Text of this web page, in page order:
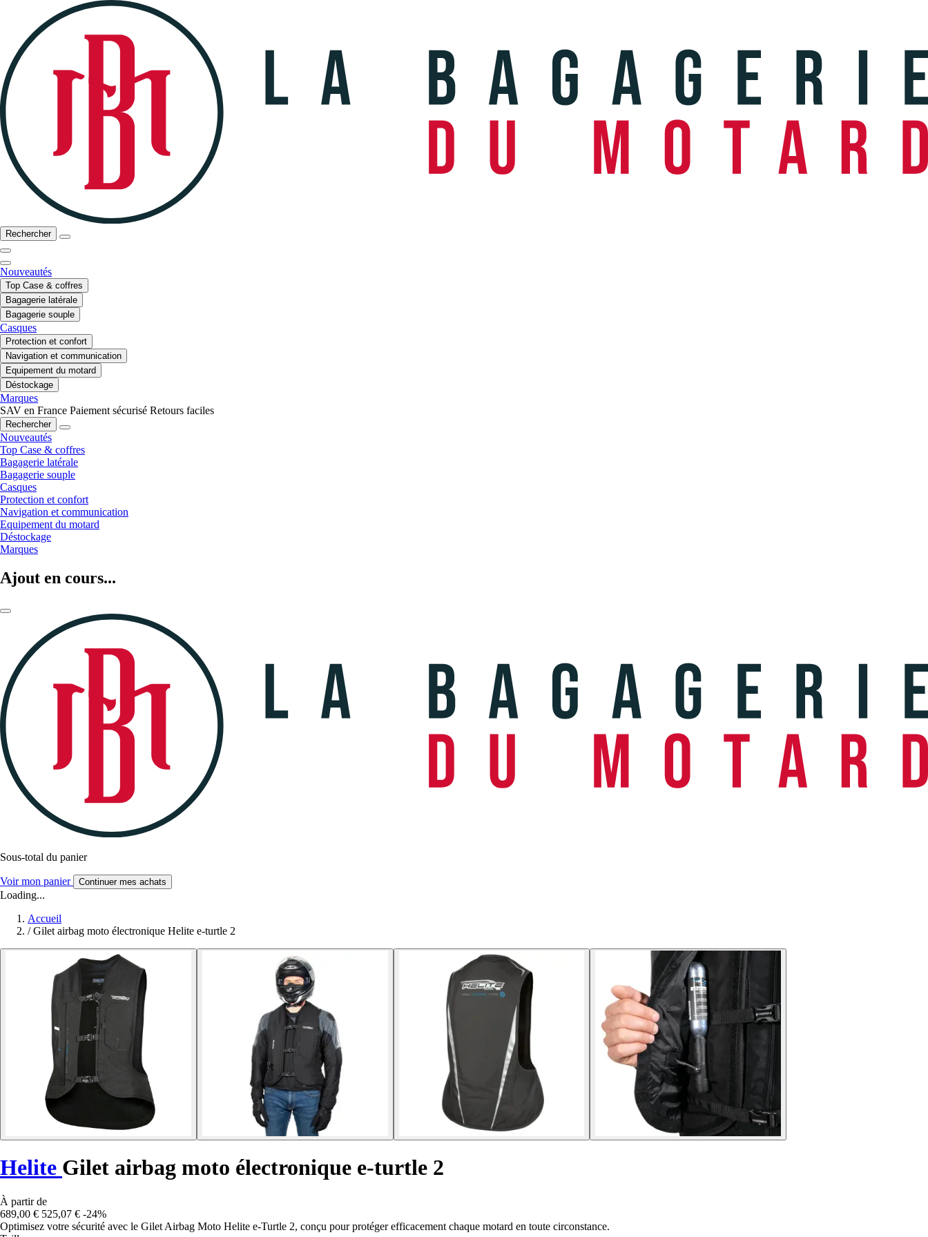
Rechercher
Nouveautés
Top Case & coffres
Bagagerie latérale
Bagagerie souple
Casques
Protection et confort
Navigation et communication
Equipement du motard
Déstockage
Marques
SAV en France Paiement sécurisé Retours faciles
Rechercher
Nouveautés
Top Case & coffres
Bagagerie latérale
Bagagerie souple
Casques
Protection et confort
Navigation et communication
Equipement du motard
Déstockage
Marques
Ajout en cours...
Sous-total du panier
Voir mon panier Continuer mes achats
Loading...
Accueil
/ Gilet airbag moto électronique Helite e-turtle 2
Helite Gilet airbag moto électronique e-turtle 2
À partir de
689,00 € 525,07 € -24%
Optimisez votre sécurité avec le Gilet Airbag Moto Helite e-Turtle 2, conçu pour protéger efficacement chaque motard en toute circonstance.